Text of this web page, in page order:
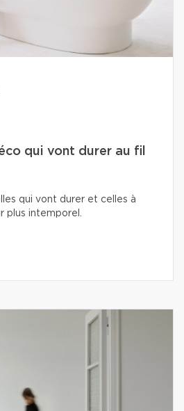
qui vont durer au fil
qui vont durer et celles à
plus intemporel.